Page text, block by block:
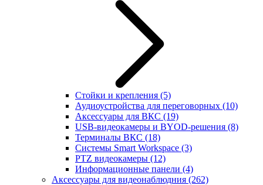
Стойки и крепления (5)
Аудиоустройства для переговорных (10)
Аксессуары для ВКС (19)
USB-видеокамеры и BYOD-решения (8)
Терминалы ВКС (18)
Системы Smart Workspace (3)
PTZ видеокамеры (12)
Информационные панели (4)
Аксессуары для видеонаблюдния (262)